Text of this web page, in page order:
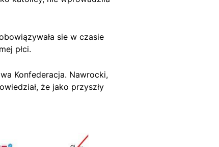
sie w czasie
płci.
Konfederacja. Nawrocki,
że jako przyszły